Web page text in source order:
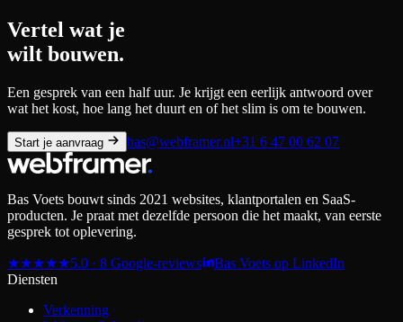
Vertel wat je
wilt bouwen.
Een gesprek van een half uur. Je krijgt een eerlijk antwoord over
wat het kost, hoe lang het duurt en of het slim is om te bouwen.
Start je aanvraag bas@webframer.nl+31 6 47 00 62 07
Bas Voets bouwt sinds 2021 websites, klantportalen en SaaS-
producten. Je praat met dezelfde persoon die het maakt, van eerste
gesprek tot oplevering.
★★★★★5.0 · 8 Google-reviews
Bas Voets op LinkedIn
Diensten
Verkenning